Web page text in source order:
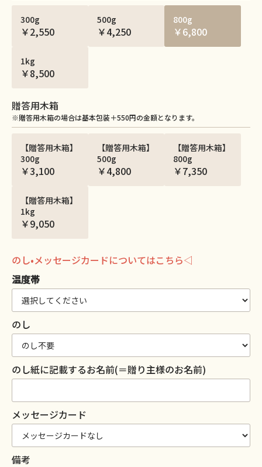
300g
￥2,550
500g
￥4,250
800g
￥6,800
1kg
￥8,500
贈答用木箱
※贈答用木箱の場合は基本包装＋550円の金額となります。
【贈答用木箱】
300g
￥3,100
【贈答用木箱】
500g
￥4,800
【贈答用木箱】
800g
￥7,350
【贈答用木箱】
1kg
￥9,050
のし•メッセージカードについてはこちら◁
温度帯
のし
のし紙に記載するお名前(＝贈り主様のお名前)
メッセージカード
備考